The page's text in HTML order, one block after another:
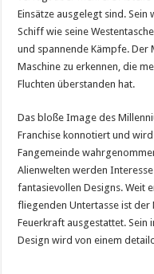
Einsätze ausgelegt sind.
Schiff wie seine
und spannende Kämpfe. Der
Maschine zu erkennen, die
Fluchten überstanden hat.
Das bloße Image des
Franchise konnotiert und
Fangemeinde
Alienwelten werden
fantasievollen Designs. Weit
fliegenden Untertasse ist der
Feuerkraft ausgestattet. Sein
Design wird von einem